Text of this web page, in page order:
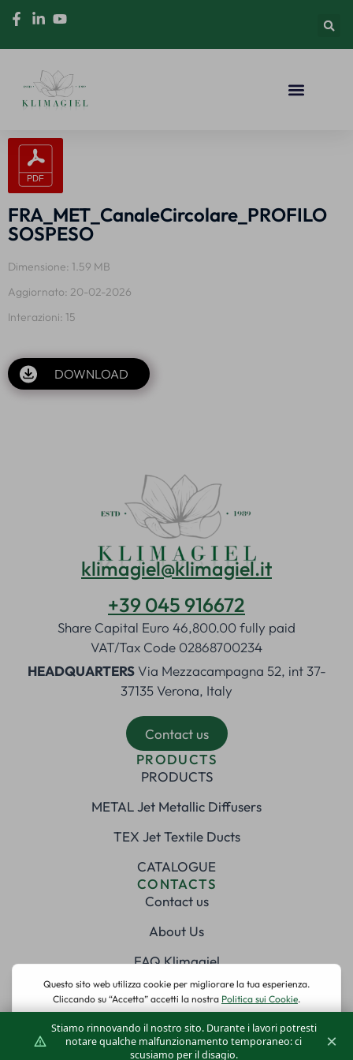
Stiamo rinnovando il nostro sito. Durante i lavori potresti
notare qualche malfunzionamento temporaneo: ci
scusiamo per il disagio.
×
FRA_MET_CanaleCircolare_PROFILO
SOSPESO
Dimensione: 1.59 MB
Aggiornato: 20-02-2026
Interazioni: 15
DOWNLOAD
klimagiel@klimagiel.it
+39 045 916672
Share Capital Euro 46,800.00 fully paid
VAT/Tax Code 02868700234
HEADQUARTERSVia Mezzacampagna 52, int 37-
37135 Verona, Italy
Contact us
PRODUCTS
PRODUCTS
METAL Jet Metallic Diffusers
TEX Jet Textile Ducts
CATALOGUE
CONTACTS
Contact us
About Us
FAQ Klimagiel
SOCIAL
© 2025 Klimagiel
All rights reserved
Powered bydueperotto.it